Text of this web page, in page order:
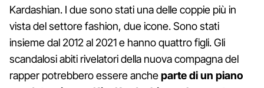
Kardashian. I due sono stati una delle coppie più in
vista del settore fashion, due icone. Sono stati
insieme dal 2012 al 2021 e hanno quattro figli. Gli
scandalosi abiti rivelatori della nuova compagna del
rapper potrebbero essere ancheparte di un piano